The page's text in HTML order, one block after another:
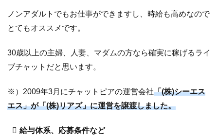
ノンアダルトでもお仕事ができますし、時給も高めなので
とてもオススメです。
30歳以上の主婦、人妻、マダムの方なら確実に稼げるライ
ブチャットだと思います。
※）2009年3月にチャットピアの運営会社「(株)シーエス
エス」が「(株)リアズ」に運営を譲渡しました。
給与体系、応募条件など